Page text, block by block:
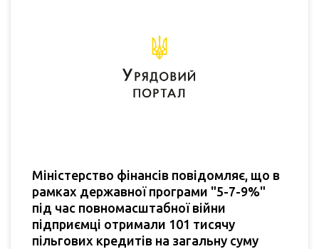
Міністерство фінансів повідомляє, що в
рамках державної програми "5-7-9%"
під час повномасштабної війни
підприємці отримали 101 тисячу
пільгових кредитів на загальну суму